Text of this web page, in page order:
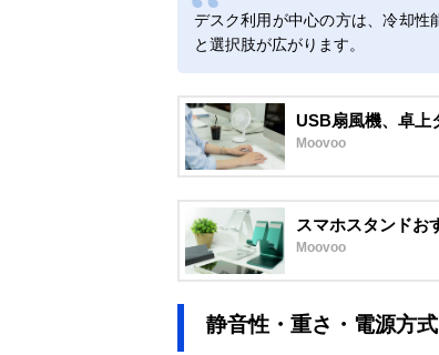
デスク利用が中心の方は、冷却性
と選択肢が広がります。
USB扇風機、卓上
Moovoo
スマホスタンドお
Moovoo
静音性・重さ・電源方